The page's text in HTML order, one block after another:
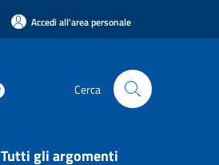
Accedi all'area personale
Cerca
Tutti gli argomenti